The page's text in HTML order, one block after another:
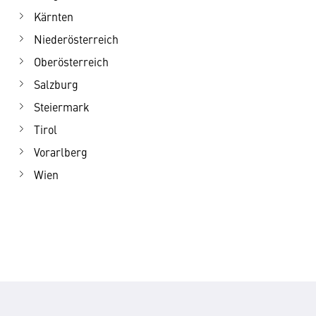
Kärnten
Niederösterreich
Oberösterreich
Salzburg
Steiermark
Tirol
Vorarlberg
Wien